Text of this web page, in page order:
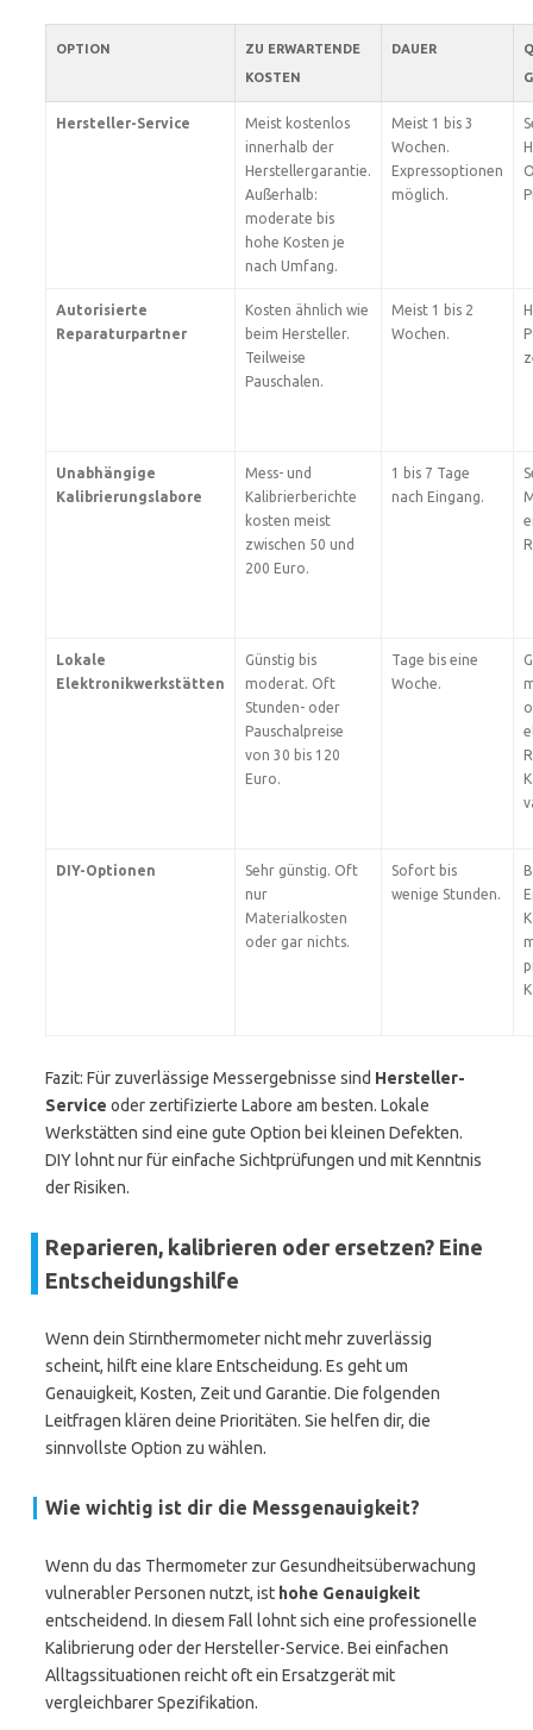
OPTION
ZU ERWARTENDE
KOSTEN
DAUER
Hersteller-Service
Meist kostenlos
innerhalb der
Herstellergarantie.
Außerhalb:
moderate bis
hohe Kosten je
nach Umfang.
Meist 1 bis 3
Wochen.
Expressoptionen
möglich.
Autorisierte
Reparaturpartner
Kosten ähnlich wie
beim Hersteller.
Teilweise
Pauschalen.
Meist 1 bis 2
Wochen.
Unabhängige
Kalibrierungslabore
Mess- und
Kalibrierberichte
kosten meist
zwischen 50 und
200 Euro.
1 bis 7 Tage
nach Eingang.
Lokale
Elektronikwerkstätten
Günstig bis
moderat. Oft
Stunden- oder
Pauschalpreise
von 30 bis 120
Euro.
Tage bis eine
Woche.
DIY-Optionen
Sehr günstig. Oft
nur
Materialkosten
oder gar nichts.
Sofort bis
wenige Stunden.
Fazit: Für zuverlässige Messergebnisse sind Hersteller-
Service oder zertifizierte Labore am besten. Lokale
Werkstätten sind eine gute Option bei kleinen Defekten.
DIY lohnt nur für einfache Sichtprüfungen und mit Kenntnis
der Risiken.
Reparieren, kalibrieren oder ersetzen? Eine
Entscheidungshilfe
Wenn dein Stirnthermometer nicht mehr zuverlässig
scheint, hilft eine klare Entscheidung. Es geht um
Genauigkeit, Kosten, Zeit und Garantie. Die folgenden
Leitfragen klären deine Prioritäten. Sie helfen dir, die
sinnvollste Option zu wählen.
Wie wichtig ist dir die Messgenauigkeit?
Wenn du das Thermometer zur Gesundheitsüberwachung
vulnerabler Personen nutzt, ist hohe Genauigkeit
entscheidend. In diesem Fall lohnt sich eine professionelle
Kalibrierung oder der Hersteller-Service. Bei einfachen
Alltagssituationen reicht oft ein Ersatzgerät mit
vergleichbarer Spezifikation.